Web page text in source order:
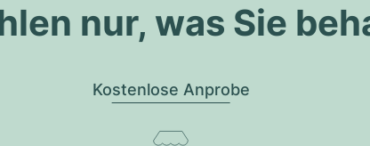
nur, was Sie
Kostenlose Anprobe